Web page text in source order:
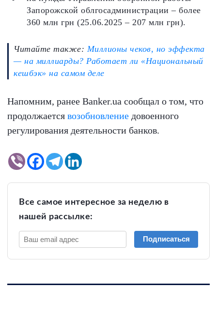
Запорожской облгосадминистрации – более
360 млн грн (25.06.2025 – 207 млн ​​грн).
Читайте также: Миллионы чеков, но эффекта
— на миллиарды? Работает ли «Национальный
кешбэк» на самом деле
Напомним, ранее Banker.ua сообщал о том, что
продолжается возобновление довоенного
регулирования деятельности банков.
Все самое интересное за неделю в
нашей рассылке:
Подписаться